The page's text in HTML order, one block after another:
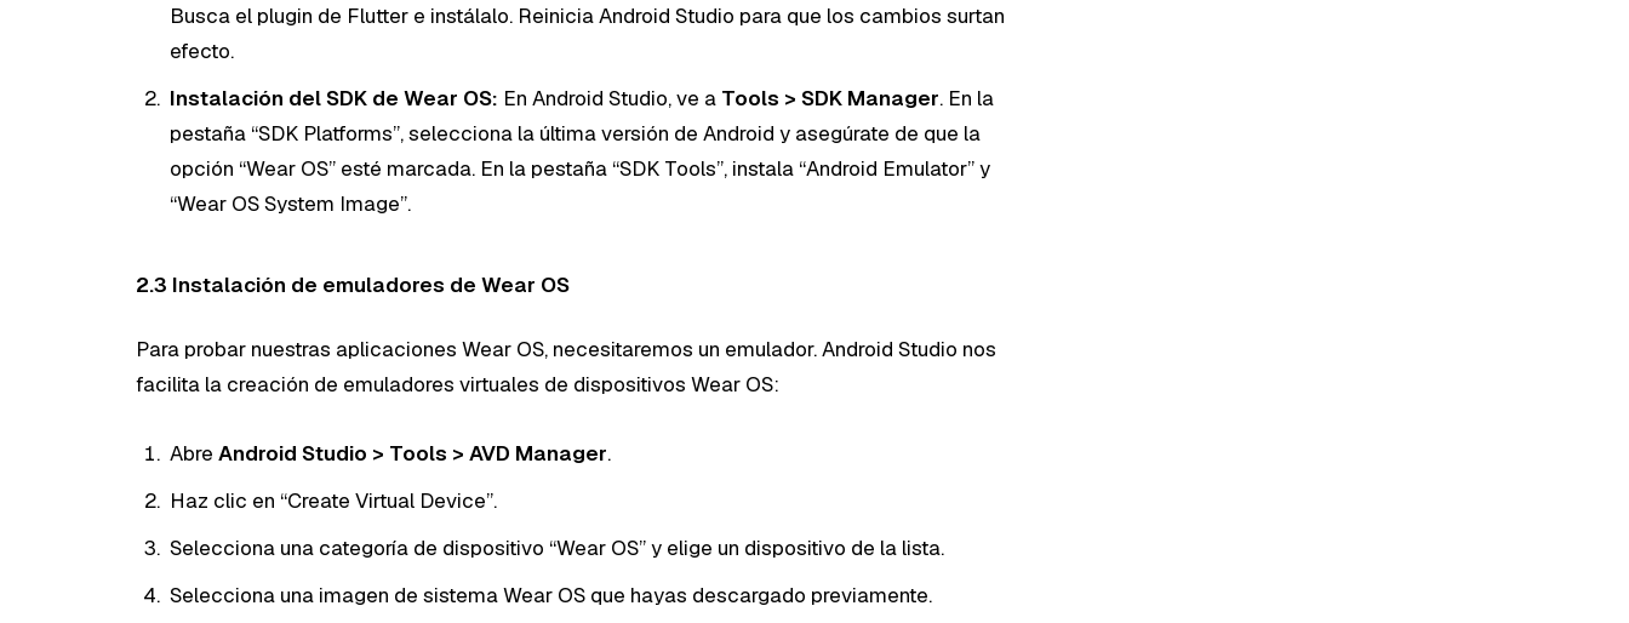
Busca el plugin de Flutter e instálalo. Reinicia Android Studio para que los cambios surtan
efecto.
Instalación del SDK de Wear OS: En Android Studio, ve a Tools > SDK Manager. En la
pestaña “SDK Platforms”, selecciona la última versión de Android y asegúrate de que la
opción “Wear OS” esté marcada. En la pestaña “SDK Tools”, instala “Android Emulator” y
“Wear OS System Image”.
2.3 Instalación de emuladores de Wear OS
Para probar nuestras aplicaciones Wear OS, necesitaremos un emulador. Android Studio nos
facilita la creación de emuladores virtuales de dispositivos Wear OS:
Abre Android Studio > Tools > AVD Manager.
Haz clic en “Create Virtual Device”.
Selecciona una categoría de dispositivo “Wear OS” y elige un dispositivo de la lista.
Selecciona una imagen de sistema Wear OS que hayas descargado previamente.